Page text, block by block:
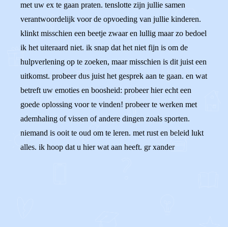
met uw ex te gaan praten. tenslotte zijn jullie samen
verantwoordelijk voor de opvoeding van jullie kinderen.
klinkt misschien een beetje zwaar en lullig maar zo bedoel
ik het uiteraard niet. ik snap dat het niet fijn is om de
hulpverlening op te zoeken, maar misschien is dit juist een
uitkomst. probeer dus juist het gesprek aan te gaan. en wat
betreft uw emoties en boosheid: probeer hier echt een
goede oplossing voor te vinden! probeer te werken met
ademhaling of vissen of andere dingen zoals sporten.
niemand is ooit te oud om te leren. met rust en beleid lukt
alles. ik hoop dat u hier wat aan heeft. gr xander